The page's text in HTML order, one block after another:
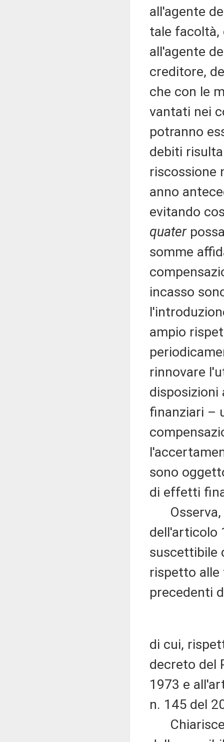
all'agente
tale
all'agente
creditore,
che con le
vantati nei
potranno
debiti
riscossione
anno
evitando
quater
somme
incasso
ampio
rinnovare
finanziari –
sono
di effetti
Osserva,
dell'articolo
suscettibile
rispetto
precedenti
di cui,
decreto del
1973 e
n. 145 del
Chiarisce